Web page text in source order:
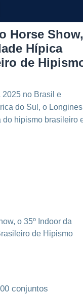
Horse Show,
Hípica
de
2025 no Brasil e
do Sul, o Longines
do hipismo brasileiro
conjuntos